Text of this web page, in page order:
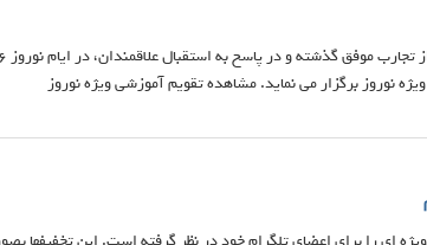
نوروز برگزار می نماید. مشاهده تقویم آموزشی ویژه نوروز